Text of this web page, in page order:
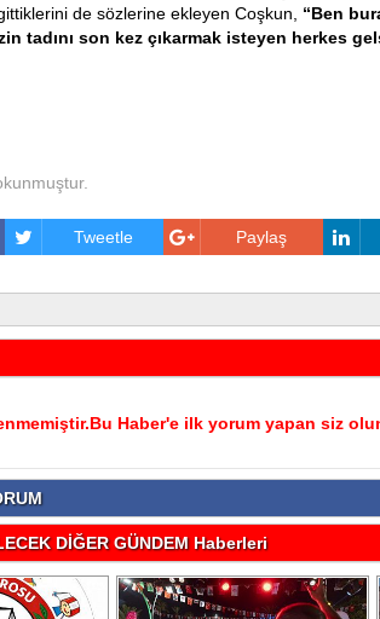
de sözlerine ekleyen Coşkun, “Ben
tadını son kez çıkarmak isteyen herkes
Tweetle Paylaş
Haber'e ilk yorum yapan siz
DİĞER GÜNDEM Haberleri